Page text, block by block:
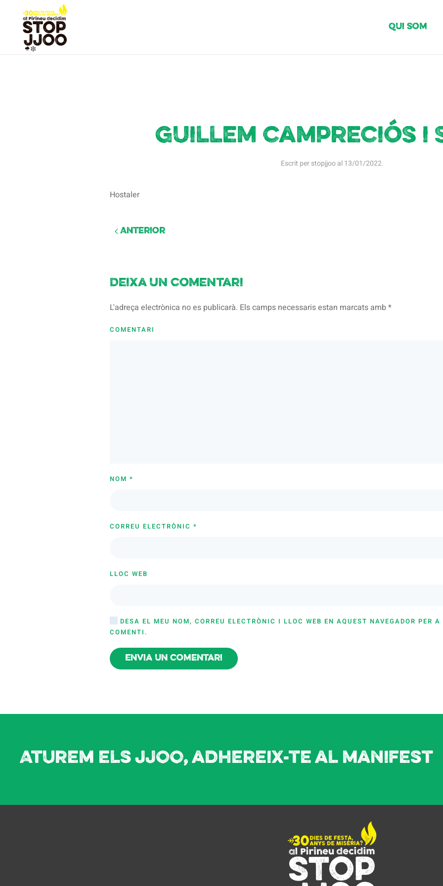
Qui Som
Guillem campreciós i
Escrit perstopjjooal13/01/2022.
Hostaler
Anterior
Deixa un comentari
L'adreça electrònica no es publicarà. Els camps necessaris estan marcats amb*
COMENTARI
NOM *
CORREU ELECTRÒNIC *
LLOC WEB
DESA EL MEU NOM, CORREU ELECTRÒNIC I LLOC WEB EN AQUEST NAVEGADOR PER
COMENTI.
Envia un comentari
Aturem els JJOO, adhereix-te al manifest